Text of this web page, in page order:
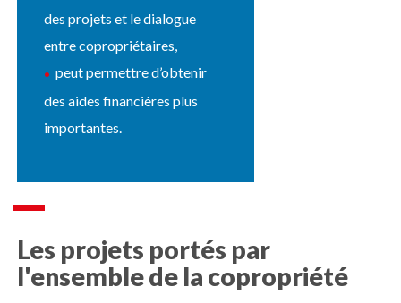
des projets et le dialogue
entre copropriétaires,
peut permettre d’obtenir
des aides financières plus
importantes.
Les projets portés par
l'ensemble de la copropriété